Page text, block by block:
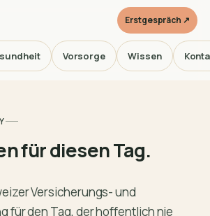
Erstgespräch ↗
Vorsorge Wissen
für diesen Tag.
Versicherungs- und
für den Tag, der hoffentlich nie